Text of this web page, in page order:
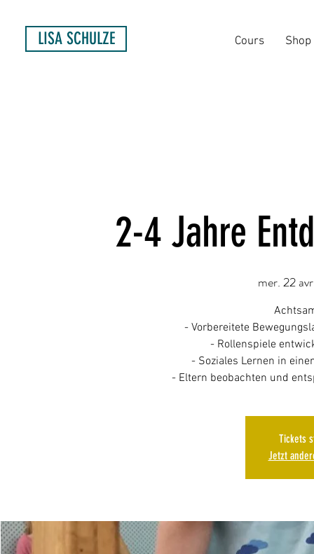
Cours Shop
LISA SCHULZE
2-4 Jahre
mer. 22
- Vorbereitete
- Rollenspiele
- Soziales Lernen in
Tickets
Jetzt